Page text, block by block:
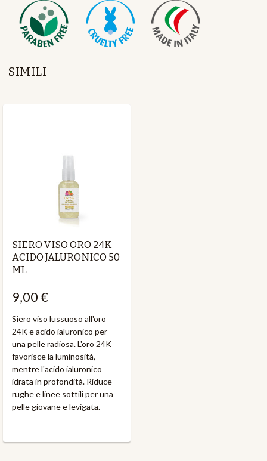
SIMILI
SIERO VISO ORO 24K
ACIDO JALURONICO 50
ML
9,00 €
Siero viso lussuoso all'oro
24K e acido ialuronico per
una pelle radiosa. L'oro 24K
favorisce la luminosità,
mentre l'acido ialuronico
idrata in profondità. Riduce
rughe e linee sottili per una
pelle giovane e levigata.